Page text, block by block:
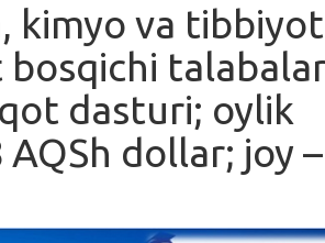
kimyo va tibbiyot
bosqichi
dasturi; oylik
dollar; joy –